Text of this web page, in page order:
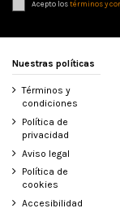
Acepto lostérminos y
Nuestras políticas
Términos y
condiciones
Política de
privacidad
Aviso legal
Política de
cookies
Accesibilidad